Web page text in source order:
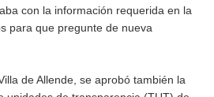
con la información requerida en la
para que pregunte de nueva
de Allende, se aprobó también la